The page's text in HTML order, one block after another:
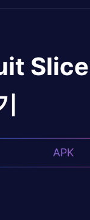
APK